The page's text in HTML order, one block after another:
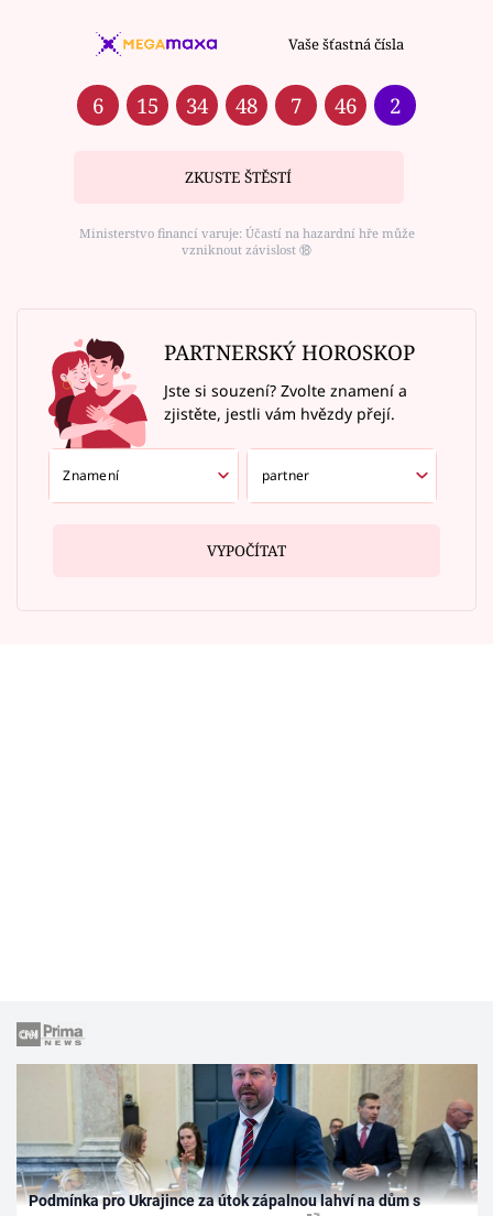
Vaše šťastná čísla
6 15 34 48 7 46 2
ZKUSTE ŠTĚSTÍ
Ministerstvo financí varuje: Účastí na hazardní hře může
vzniknout závislost ⑱
PARTNERSKÝ HOROSKOP
Jste si souzení? Zvolte znamení a
zjistěte, jestli vám hvězdy přejí.
VYPOČÍTAT
Podmínka pro Ukrajince za útok zápalnou lahví na dům s